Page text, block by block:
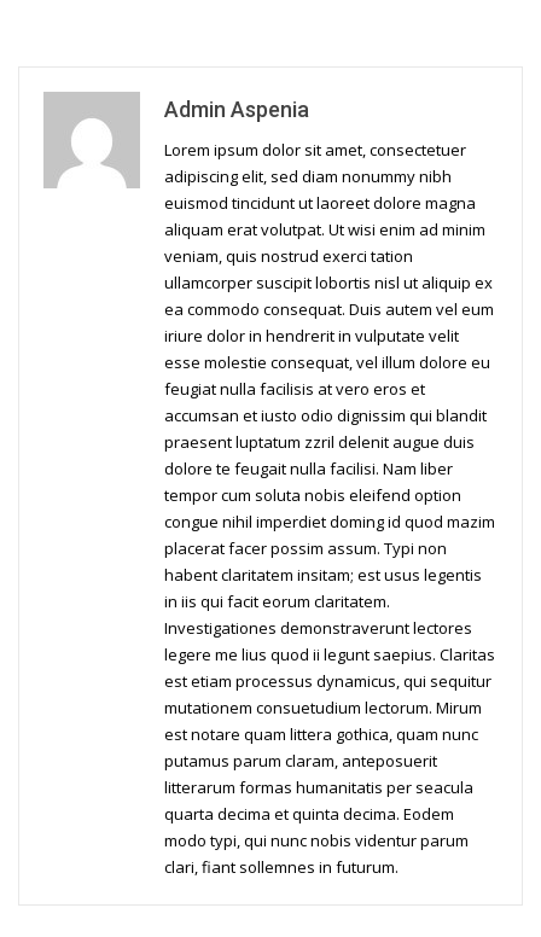
Admin Aspenia
Lorem ipsum dolor sit amet, consectetuer
adipiscing elit, sed diam nonummy nibh
euismod tincidunt ut laoreet dolore magna
aliquam erat volutpat. Ut wisi enim ad minim
veniam, quis nostrud exerci tation
ullamcorper suscipit lobortis nisl ut aliquip ex
ea commodo consequat. Duis autem vel eum
iriure dolor in hendrerit in vulputate velit
esse molestie consequat, vel illum dolore eu
feugiat nulla facilisis at vero eros et
accumsan et iusto odio dignissim qui blandit
praesent luptatum zzril delenit augue duis
dolore te feugait nulla facilisi. Nam liber
tempor cum soluta nobis eleifend option
congue nihil imperdiet doming id quod mazim
placerat facer possim assum. Typi non
habent claritatem insitam; est usus legentis
in iis qui facit eorum claritatem.
Investigationes demonstraverunt lectores
legere me lius quod ii legunt saepius. Claritas
est etiam processus dynamicus, qui sequitur
mutationem consuetudium lectorum. Mirum
est notare quam littera gothica, quam nunc
putamus parum claram, anteposuerit
litterarum formas humanitatis per seacula
quarta decima et quinta decima. Eodem
modo typi, qui nunc nobis videntur parum
clari, fiant sollemnes in futurum.